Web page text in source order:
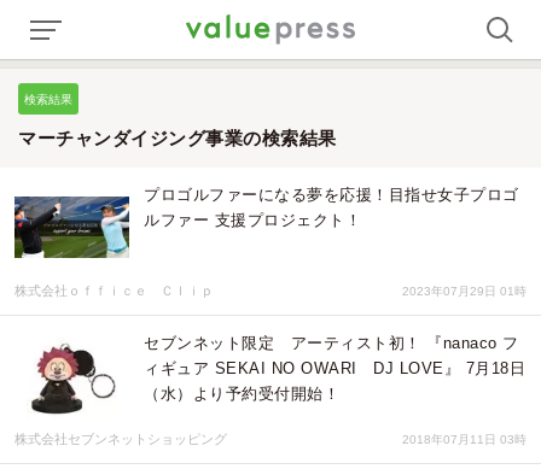
検索結果
マーチャンダイジング事業の検索結果
プロゴルファーになる夢を応援！目指せ女子プロゴ
ルファー 支援プロジェクト！
株式会社ｏｆｆｉｃｅ Ｃｌｉｐ 2023年07月29日 01時
セブンネット限定 アーティスト初！ 『nanaco フ
ィギュア SEKAI NO OWARI DJ LOVE』 7月18日
（水）より予約受付開始！
株式会社セブンネットショッピング 2018年07月11日 03時